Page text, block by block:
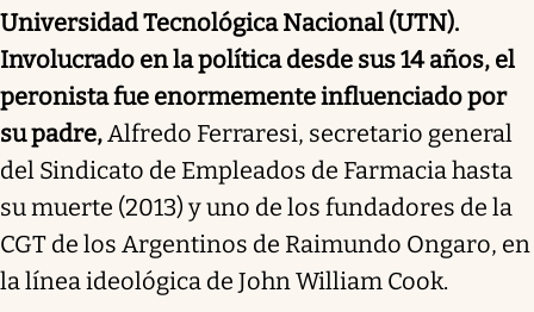
Universidad Tecnológica Nacional (UTN).
Involucrado en la política desde sus 14 años, el
peronista fue enormemente influenciado por
su padre,Alfredo Ferraresi, secretario general
del Sindicato de Empleados de Farmacia hasta
su muerte (2013) y uno de los fundadores de la
CGT de los Argentinos de Raimundo Ongaro, en
la línea ideológica de John William Cook.